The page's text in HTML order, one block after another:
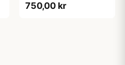
Vandafvisende, Softshell
750,00 kr